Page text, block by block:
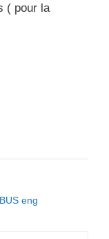
( pour la
eng